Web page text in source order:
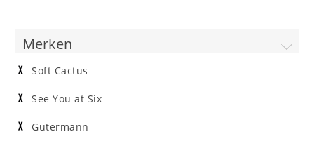
Merken
Soft Cactus
See You at Six
Gütermann